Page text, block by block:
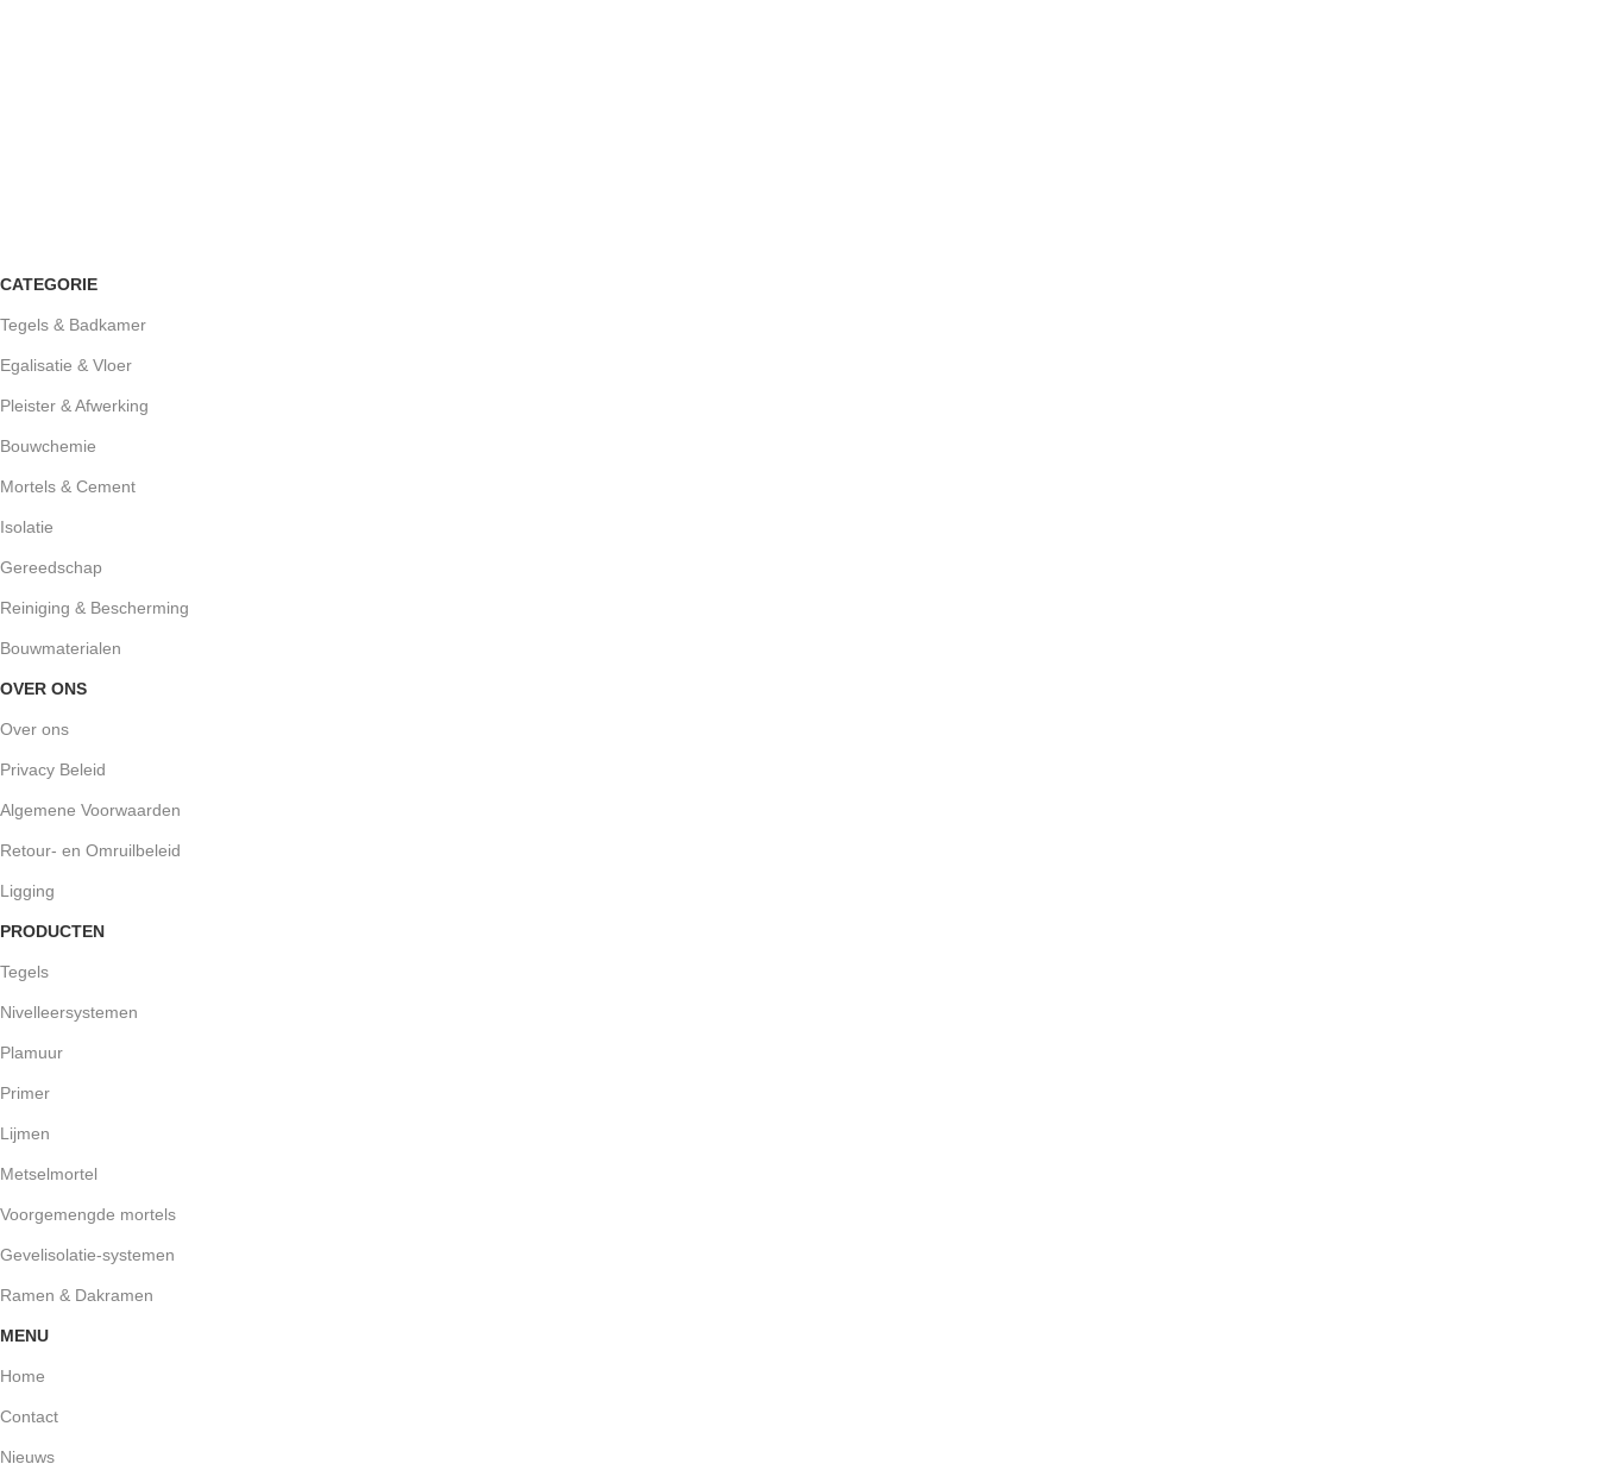
CATEGORIE
Tegels & Badkamer
Egalisatie & Vloer
Pleister & Afwerking
Bouwchemie
Mortels & Cement
Isolatie
Gereedschap
Reiniging & Bescherming
Bouwmaterialen
OVER ONS
Over ons
Privacy Beleid
Algemene Voorwaarden
Retour- en Omruilbeleid
Ligging
PRODUCTEN
Tegels
Nivelleersystemen
Plamuur
Primer
Lijmen
Metselmortel
Voorgemengde mortels
Gevelisolatie-systemen
Ramen & Dakramen
MENU
Home
Contact
Nieuws